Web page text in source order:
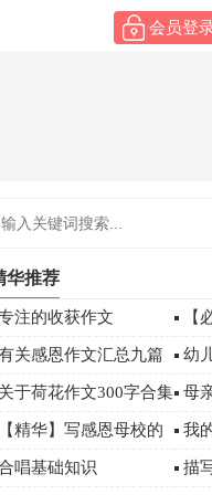
会员登
华推荐
注的收获作文 【
4篇
关感恩作文汇总九篇 幼
于荷花作文300字合集
篇
母
（精
精华】写感恩母校的
文500字汇总五篇
我
【热
唱基础知识 描